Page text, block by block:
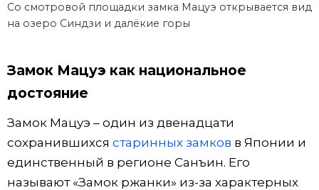
Со смотровой площадки замка Мацуэ открывается вид
на озеро Синдзи и далёкие горы
Замок Мацуэ как национальное
достояние
Замок Мацуэ – один из двенадцати
сохранившихся старинных замков в Японии и
единственный в регионе Санъин. Его
называют «Замок ржанки» из-за характерных